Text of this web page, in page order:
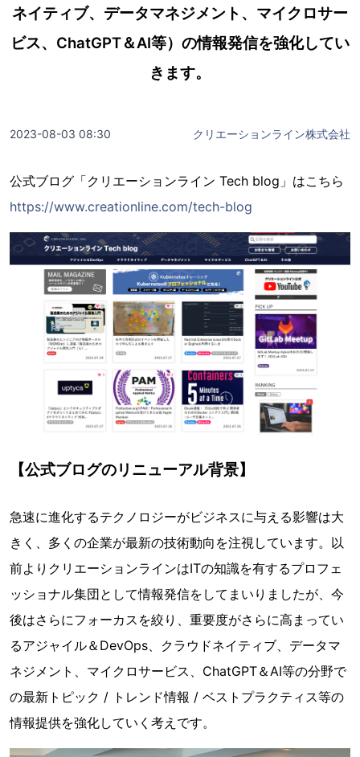
ネイティブ、データマネジメント、マイクロサー
ビス、ChatGPT＆AI等）の情報発信を強化してい
きます。
2023-08-03 08:30 クリエーションライン株式会社
公式ブログ「クリエーションライン Tech blog」はこちら
https://www.creationline.com/tech-blog
【公式ブログのリニューアル背景】
急速に進化するテクノロジーがビジネスに与える影響は大
きく、多くの企業が最新の技術動向を注視しています。以
前よりクリエーションラインはITの知識を有するプロフェ
ッショナル集団として情報発信をしてまいりましたが、今
後はさらにフォーカスを絞り、重要度がさらに高まってい
るアジャイル＆DevOps、クラウドネイティブ、データマ
ネジメント、マイクロサービス、ChatGPT＆AI等の分野で
の最新トピック / トレンド情報 / ベストプラクティス等の
情報提供を強化していく考えです。